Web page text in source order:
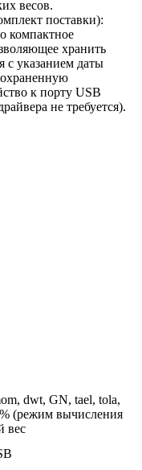
весов.
поставки):
компактное
хранить
с указанием даты
к порту USB
не требуется).
dwt, GN, tael, tola,
(режим вычисления
вес